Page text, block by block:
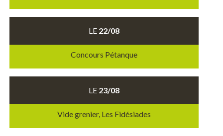
LE 22/08
Concours Pétanque
LE 23/08
Vide grenier, Les Fidésiades